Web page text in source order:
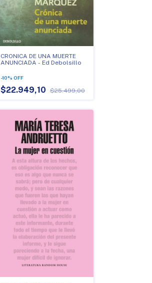
CRONICA DE UNA MUERTE
ANUNCIADA - Ed Debolsillo
-10% OFF
$22.949,10 $25.499,00